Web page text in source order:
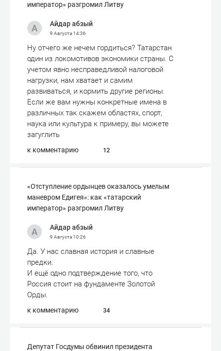
император» разгромил Литву
Айдар абзый
9 Августа14:36
Ну отчего же нечем гордиться? Татарстан
один из локомотивов экономики страны. С
учетом явно несправедливой налоговой
нагрузки, нам хватает и самим
развиваться, и кормить другие регионы.
Если же вам нужны конкретные имена в
различных так скажем областях, спорт,
наука или культура к примеру, вы можете
загуглить
к комментарию 12
«Отступле­ние ордынцев оказалось умелым
маневром Едигея»: как «татарский
император» разгромил Литву
Айдар абзый
9 Августа10:26
Да. У нас славная история и славные
предки.
И ещё одно подтверждение того, что
Россия стоит на фундаменте Золотой
Орды.
к комментарию 34
Депутат Госдумы обвинил президента